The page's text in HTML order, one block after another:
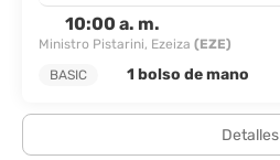
10:00 a. m.
Ministro Pistarini, Ezeiza (EZE)
BASIC
1 bolso de mano
Detalles